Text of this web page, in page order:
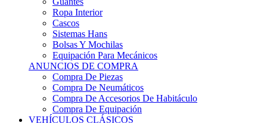
Cascos
Sistemas Hans
Bolsas Y Mochilas
Equipación Para Mecánicos
ANUNCIOS DE COMPRA
Compra De Piezas
Compra De Neumáticos
Compra De Accesorios De Habitáculo
Compra De Equipación
VEHÍCULOS CLÁSICOS
VEHÍCULOS CLÁSICOS